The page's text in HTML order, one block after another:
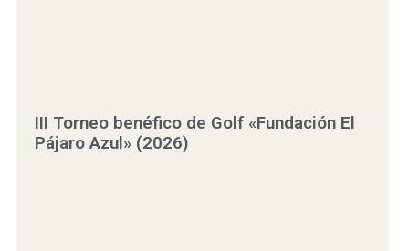
III Torneo benéfico de Golf «Fundación El
Pájaro Azul» (2026)